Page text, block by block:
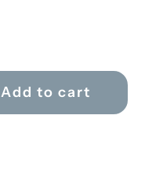
Add to cart